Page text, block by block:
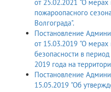
от 25.02.2021 "О мерах
пожароопасного
Волгограда".
Постановление
от 15.03.2019 "О
безопасности в
2019 года на
Постановление
15.05.2019 "Об